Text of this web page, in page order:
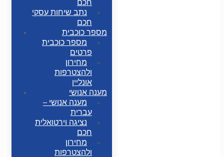
חכם
נתב שיחות עסקי
חכם
מספר כוכבית
מספר כוכבית
פרטים
מחירון
ולהצטרפות
אונליין
מענה אנושי
מענה אנושי –
עברית
נציגה וירטואלית
חכם
מחירון
ולהצטרפות